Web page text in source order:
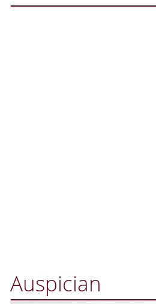
Auspician